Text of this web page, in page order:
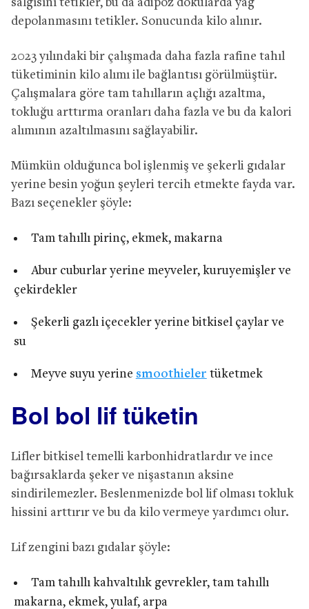
salgısını tetikler, bu da adipoz dokularda yağ
depolanmasını tetikler. Sonucunda kilo alınır.
2023 yılındaki bir çalışmada daha fazla rafine tahıl
tüketiminin kilo alımı ile bağlantısı görülmüştür.
Çalışmalara göre tam tahılların açlığı azaltma,
tokluğu arttırma oranları daha fazla ve bu da kalori
alımının azaltılmasını sağlayabilir.
Mümkün olduğunca bol işlenmiş ve şekerli gıdalar
yerine besin yoğun şeyleri tercih etmekte fayda var.
Bazı seçenekler şöyle:
Tam tahıllı pirinç, ekmek, makarna
Abur cuburlar yerine meyveler, kuruyemişler ve
çekirdekler
Şekerli gazlı içecekler yerine bitkisel çaylar ve
su
Meyve suyu yerine smoothieler tüketmek
Bol bol lif tüketin
Lifler bitkisel temelli karbonhidratlardır ve ince
bağırsaklarda şeker ve nişastanın aksine
sindirilemezler. Beslenmenizde bol lif olması tokluk
hissini arttırır ve bu da kilo vermeye yardımcı olur.
Lif zengini bazı gıdalar şöyle:
Tam tahıllı kahvaltılık gevrekler, tam tahıllı
makarna, ekmek, yulaf, arpa